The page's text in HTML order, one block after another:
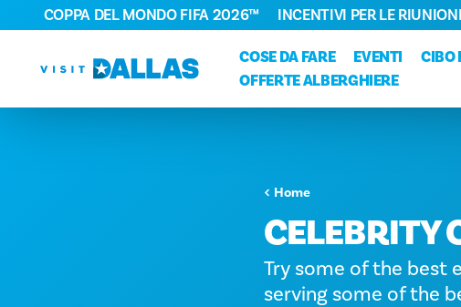
Vai al contenuto
COSE DA FARE
EVENTI CIBO
OFFERTE ALBERGHIERE
COPPA DEL MONDO FIFA 2026™ INCENTIVI PER LE RIUNIONI
Home
CELEBRITY
Try some of the best
serving some of the